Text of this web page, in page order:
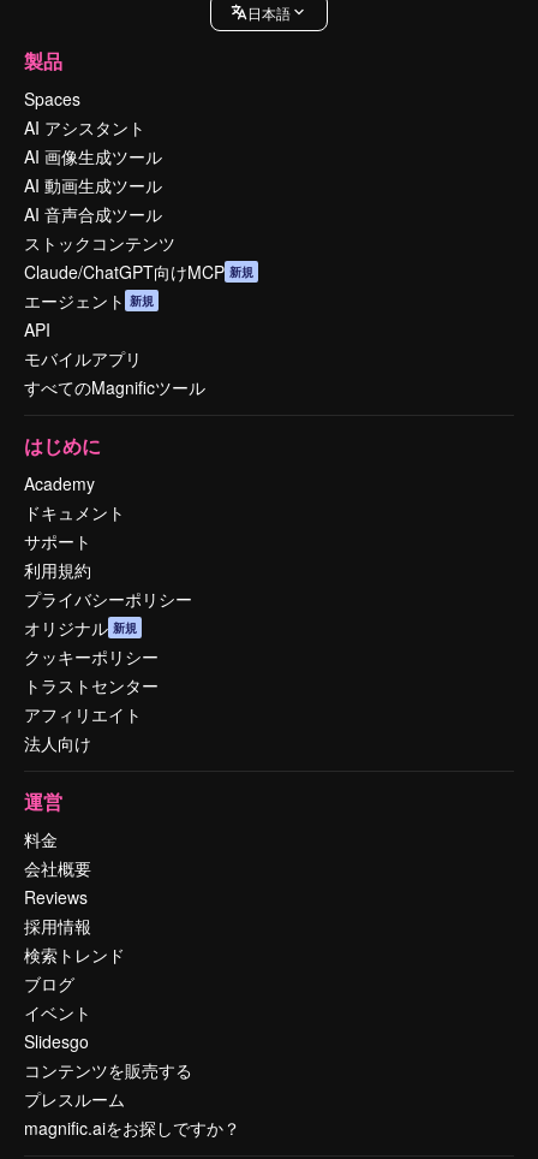
日本語
製品
Spaces
AI アシスタント
AI 画像生成ツール
AI 動画生成ツール
AI 音声合成ツール
ストックコンテンツ
Claude/ChatGPT向けMCP 新規
エージェント 新規
API
モバイルアプリ
すべてのMagnificツール
はじめに
Academy
ドキュメント
サポート
利用規約
プライバシーポリシー
オリジナル 新規
クッキーポリシー
トラストセンター
アフィリエイト
法人向け
運営
料金
会社概要
Reviews
採用情報
検索トレンド
ブログ
イベント
Slidesgo
コンテンツを販売する
プレスルーム
magnific.aiをお探しですか？